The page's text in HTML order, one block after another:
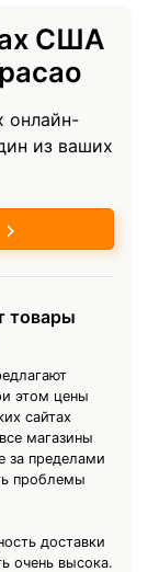
США
онлайн-
из ваших
товары
этом цены
сайтах
магазины
за пределами
проблемы
доставки
очень высока.